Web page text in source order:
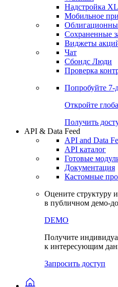
Получить
Инструментарий
Портфель
Watchlist
Надстройка
Мобильное
Сохраненные
Чат
Проверка
Попробуйте7-
Откройте
Получить
API & Data Feed
API and Data
Готовые
Документация
в публичном демо-